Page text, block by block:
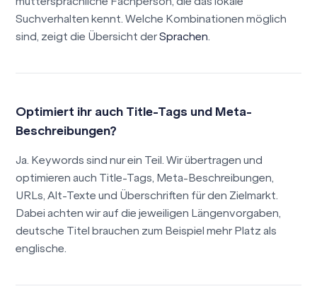
Suchverhalten kennt. Welche Kombinationen möglich
sind, zeigt die Übersicht derSprachen.
Optimiert ihr auch Title-Tags und Meta-
Beschreibungen?
Ja. Keywords sind nur ein Teil. Wir übertragen und
optimieren auch Title-Tags, Meta-Beschreibungen,
URLs, Alt-Texte und Überschriften für den Zielmarkt.
Dabei achten wir auf die jeweiligen Längenvorgaben,
deutsche Titel brauchen zum Beispiel mehr Platz als
englische.